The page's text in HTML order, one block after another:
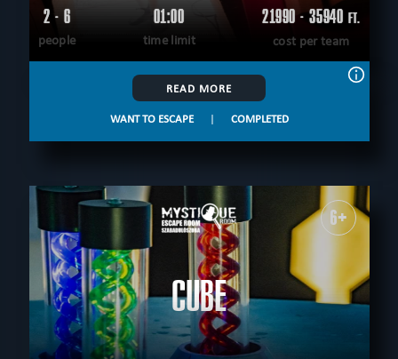
2 - 6
people
01:00
time limit
21990 - 35940 FT.
cost per team
READ MORE
WANT TO ESCAPE | COMPLETED
6+
CUBE